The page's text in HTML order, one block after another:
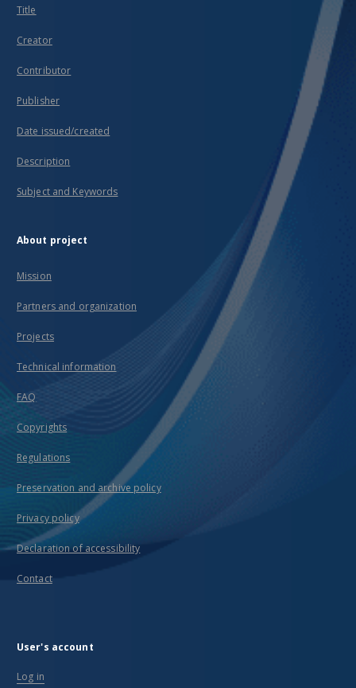
Title
Creator
Contributor
Publisher
Date issued/created
Description
Subject and Keywords
About project
Mission
Partners and organization
Projects
Technical information
FAQ
Copyrights
Regulations
Preservation and archive policy
Privacy policy
Declaration of accessibility
Contact
User's account
Log in